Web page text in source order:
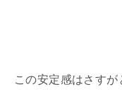
この安定感はさすが